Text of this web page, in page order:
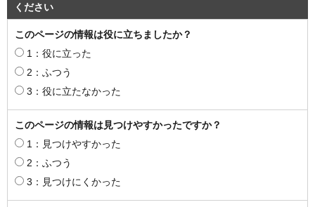
ください
このページの情報は役に立ちましたか？
1：役に立った
2：ふつう
3：役に立たなかった
このページの情報は見つけやすかったですか？
1：見つけやすかった
2：ふつう
3：見つけにくかった